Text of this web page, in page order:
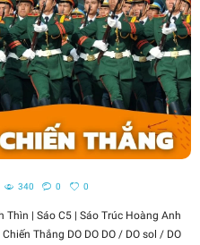
340 0 0
| Sáo C5 | Sáo Trúc Hoàng Anh
Thắng DO DO DO / DO sol / DO